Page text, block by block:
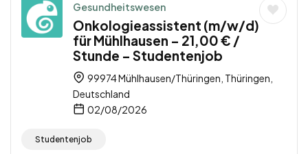
Gesundheitswesen
Onkologieassistent (m/w/d)
für Mühlhausen – 21,00 € /
Stunde – Studentenjob
99974 Mühlhausen/Thüringen, Thüringen,
Deutschland
02/08/2026
Studentenjob